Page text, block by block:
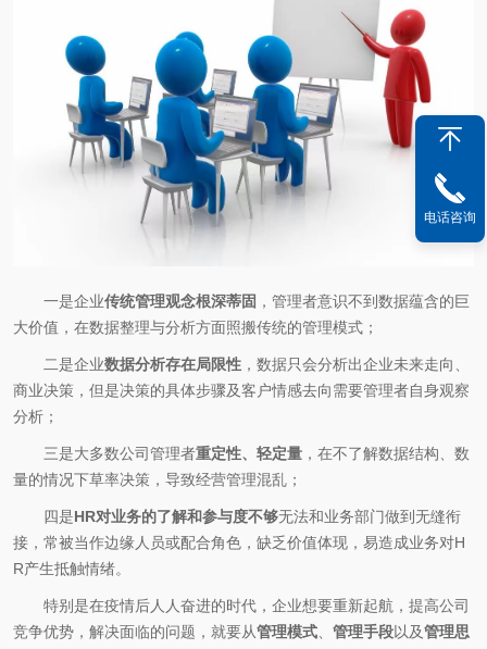
一是企业传统管理观念根深蒂固 ，管理者意识不到数据蕴含的巨
大价值，在数据整理与分析方面照搬传统的管理模式；
二是企业数据分析存在局限性 ，数据只会分析出企业未来走向、
商业决策，但是决策的具体步骤及客户情感去向需要管理者自身观察
分析；
三是大多数公司管理者重定性、轻定量 ，在不了解数据结构、数
量的情况下草率决策，导致经营管理混乱；
四是HR对业务的了解和参与度不够无法和业务部门做到无缝衔
接，常被当作边缘人员或配合角色，缺乏价值体现，易造成业务对H
R产生抵触情绪。
特别是在疫情后人人奋进的时代，企业想要重新起航，提高公司
竞争优势，解决面临的问题，就要从管理模式、 管理手段以及管理思
电话咨询